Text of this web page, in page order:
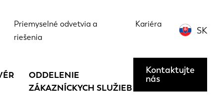
Priemyselné odvetvia a
riešenia
Kariéra
SK
ODDELENIE
ZÁKAZNÍCKYCH SLUŽIEB
Kontaktujte
nás